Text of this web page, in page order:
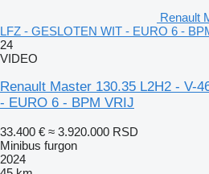
Renault
LFZ - GESLOTEN WIT - EURO 6 -
24
VIDEO
Renault Master 130.35 L2H2 - V-
- EURO 6 - BPM VRIJ
33.400 € ≈ 3.920.000 RSD
Minibus furgon
2024